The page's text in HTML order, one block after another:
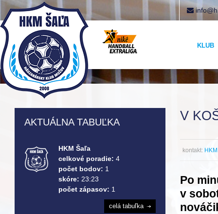
KLUB
V
kontakt:
Po
v
AKTUÁLNA TABUĽKA
HKM Šaľa
celkové poradie: 4
počet bodov: 1
skóre: 23:23
počet zápasov: 1
celá tabuľka